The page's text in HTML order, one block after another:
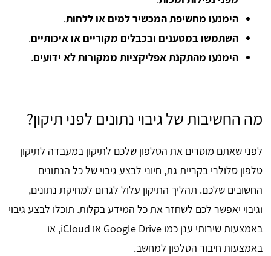
הימנעו מחשיפת המכשיר למים או ללחות.
השתמשו במטענים ובכבלים מקוריים או איכותיים.
הימנעו מהתקנת אפליקציות ממקורות לא ידועים.
מה החשיבות של גיבוי נתונים לפני תיקון?
לפני שאתם מוסרים את הטלפון שלכם לתיקון במעבדה לתיקון
טלפון סלולרי בקריית גת, חיוני לבצע גיבוי של כל הנתונים
החשובים שלכם. תהליך התיקון עלול לגרום למחיקת נתונים,
וגיבוי יאפשר לכם לשחזר את כל המידע בקלות. תוכלו לבצע גיבוי
באמצעות שירותי ענן כמו Google Drive או iCloud, או
באמצעות חיבור הטלפון למחשב.